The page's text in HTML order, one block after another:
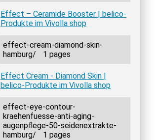
Effect – Ceramide Booster | belico-
Produkte im Vivolla shop
effect-cream-diamond-skin-
hamburg/
1 pages
Effect Cream - Diamond Skin |
belico-Produkte im Vivolla shop
effect-eye-contour-
kraehenfuesse-anti-aging-
augenpflege-50-seidenextrakte-
hamburg/
1 pages